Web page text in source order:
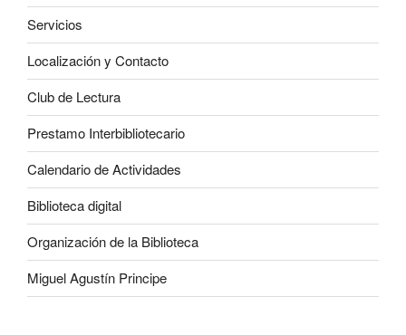
Servicios
Localización y Contacto
Club de Lectura
Prestamo Interbibliotecario
Calendario de Actividades
Biblioteca digital
Organización de la Biblioteca
Miguel Agustín Principe